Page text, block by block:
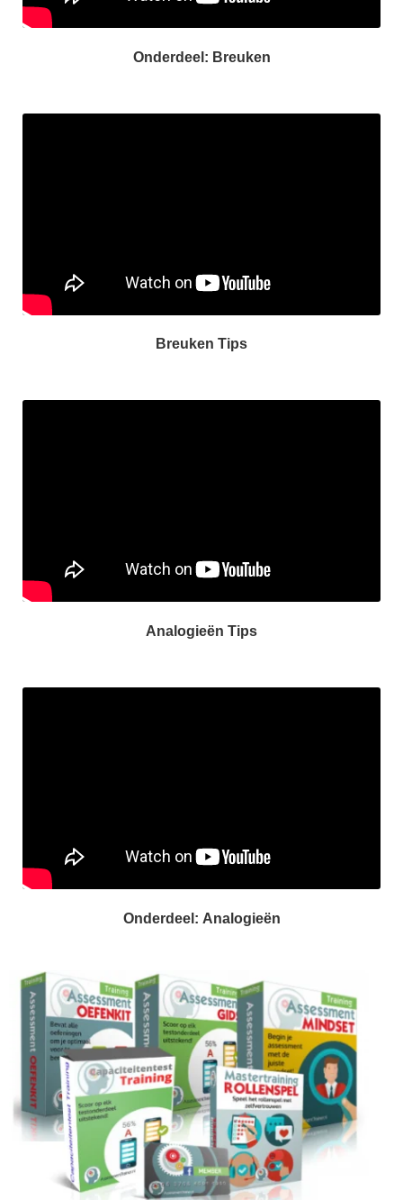
Onderdeel: Breuken
Breuken Tips
Analogieën Tips
Onderdeel: Analogieën